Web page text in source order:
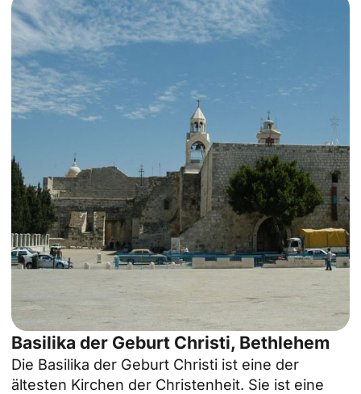
Basilika der Geburt Christi, Bethlehem
Die Basilika der Geburt Christi ist eine der
ältesten Kirchen der Christenheit. Sie ist eine